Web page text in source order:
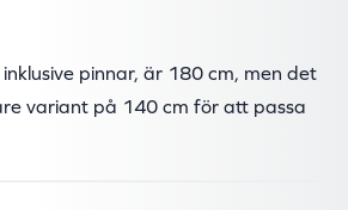
pinnar, är 180 cm, men det
variant på 140 cm för att passa